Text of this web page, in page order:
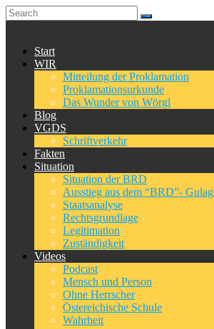
Start
WIR
Mitteilung der Proklamation
Proklamationsurkunde
Das Wunder von Wörgl
Blog
VGDS
Schriftverkehr
Fakten
Situation
Situation der BRD
Ausstieg aus dem “BRD”- Gulag
Staatsanalyse
Rechtsgrundlage
Legitimation
Zuständigkeit
Videos
Podcast
Mensch und Person
Ohne Herrscher
Östereichische Schule
Wahrheit